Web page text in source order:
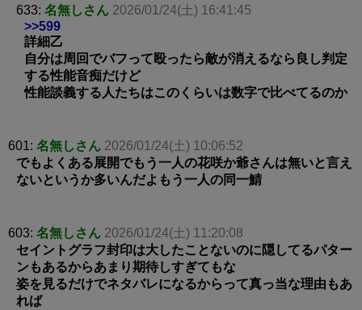
633: 名無しさん 2026/01/24(土) 16:41:45
>>599
詳細乙
自分は周回でバフって殴ったら敵が消えるなら良し判定
する性能音痴だけど
性能談義する人たちはこのくらいは数字で比べてるのか
601: 名無しさん 2026/01/24(土) 10:06:52
でもよくある展開でもう一人の花咲か爺さんは無いと言え
ないというか多いんだよもう一人の同一鯖
603: 名無しさん 2026/01/24(土) 11:20:08
セイントグラフ封印は大したことないのに隠してるパター
ンもあるからあまり期待しすぎてもな
姿を見るだけでネタバレになるからって真っ当な理由もあ
れば